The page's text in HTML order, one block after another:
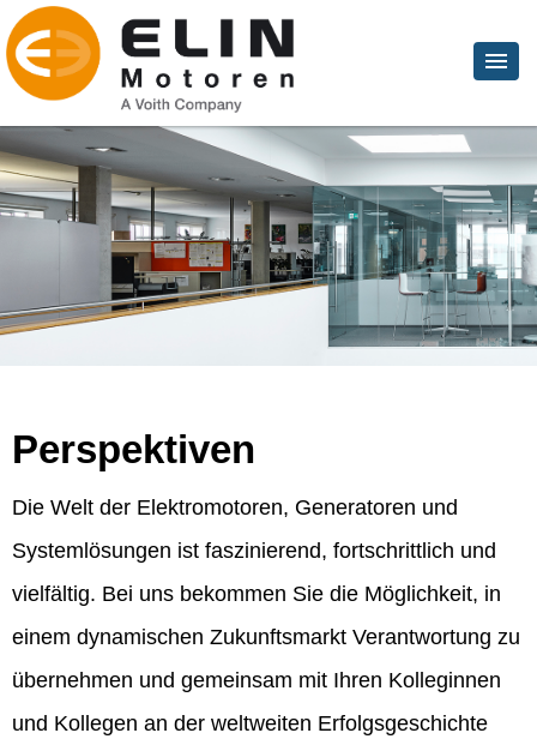
Perspektiven
Die Welt der Elektromotoren, Generatoren und
Systemlösungen ist faszinierend, fortschrittlich und
vielfältig. Bei uns bekommen Sie die Möglichkeit, in
einem dynamischen Zukunftsmarkt Verantwortung zu
übernehmen und gemeinsam mit Ihren Kolleginnen
und Kollegen an der weltweiten Erfolgsgeschichte